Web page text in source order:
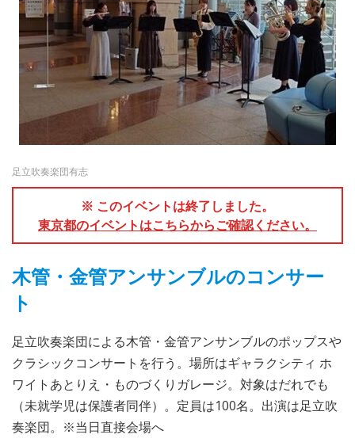
足立吹奏楽団有志
※ このイベントは終了しました。
東京都のイベントはこちらからご確認ください。
木管・金管アンサンブルのコンサー
ト
足立吹奏楽団による木管・金管アンサンブルのポップスや
クラシックコンサートを行う。場所はギャラクシティ ホ
ワイトあとりえ・ものづくりガレージ。対象はだれでも
（未就学児は保護者同伴）。定員は100名。出演は足立吹
奏楽団。※当日直接会場へ